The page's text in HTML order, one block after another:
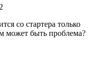
со стартера только
может быть проблема?